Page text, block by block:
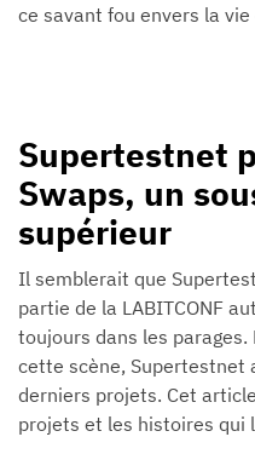
ce savant fou envers la vie
Supertestnet
Swaps, un
supérieur
Il semblerait que
partie de la LABITCONF
toujours dans les
cette scène, Supertestnet
derniers projets. Cet
projets et les histoires qui